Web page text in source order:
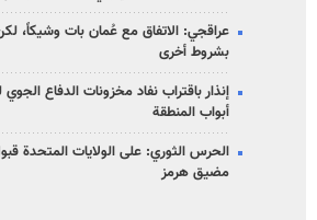
عراقجي: الاتفاق مع عُمان بات وشيكاً،
بشروط أخرى
إنذار باقتراب نفاد مخزونات الدفاع
أبواب المنطقة
الحرس الثوري: على الولايات المتحدة
مضيق هرمز